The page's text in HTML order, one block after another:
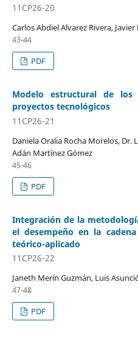
11CP26-20
Carlos Abdiel Alvarez Rivera,
43-44
PDF
Modelo estructural de
proyectos tecnológicos
11CP26-21
Daniela Oralia Rocha Morelos, Dr.
Adán Martínez Gómez
45-46
PDF
Integración de la
el desempeño en la
teórico-aplicado
11CP26-22
Janeth Merín Guzmán, Luis
47-48
PDF